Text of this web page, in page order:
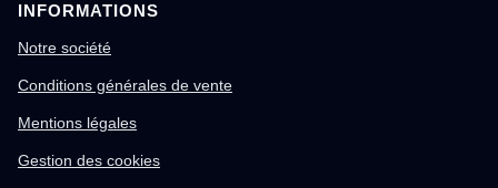
INFORMATIONS
Notre société
Conditions générales de vente
Mentions légales
Gestion des cookies